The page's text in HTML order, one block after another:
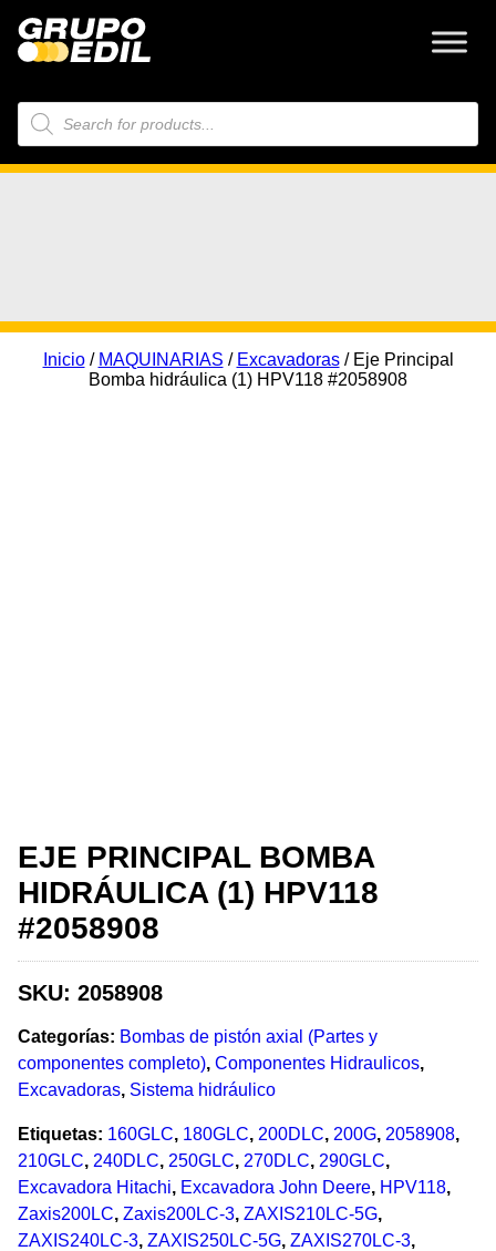
Búsqueda
de
productos
Inicio/ MAQUINARIAS / Excavadoras/ Eje Principal
Bomba hidráulica (1) HPV118 #2058908
EJE PRINCIPAL BOMBA
HIDRÁULICA (1) HPV118
#2058908
SKU: 2058908
Categorías: Bombas de pistón axial (Partes y
componentes completo), Componentes Hidraulicos,
Excavadoras, Sistema hidráulico
Etiquetas: 160GLC, 180GLC, 200DLC, 200G, 2058908,
210GLC, 240DLC, 250GLC, 270DLC, 290GLC,
Excavadora Hitachi, Excavadora John Deere, HPV118,
Zaxis200LC, Zaxis200LC-3, ZAXIS210LC-5G,
ZAXIS240LC-3, ZAXIS250LC-5G, ZAXIS270LC-3,